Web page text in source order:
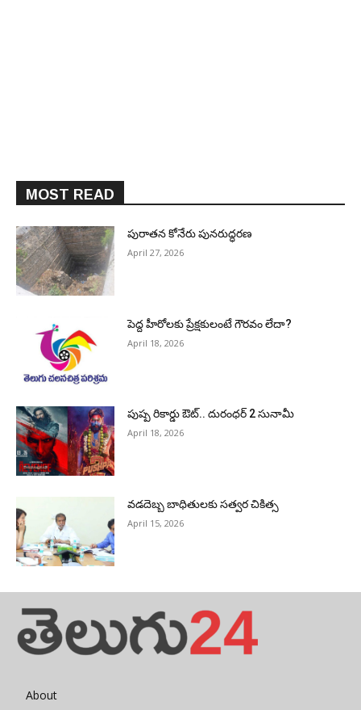
MOST READ
పురాత‌న కోనేరు పున‌రుద్ధ‌ర‌ణ
April 27, 2026
పెద్ద హీరోల‌కు ప్రేక్ష‌కులంటే గౌర‌వం లేదా?
April 18, 2026
పుష్ప రికార్డు ఔట్‌.. దురంధ‌ర్ 2 సునామీ
April 18, 2026
వడదెబ్బ బాధితులకు సత్వర చికిత్స
April 15, 2026
About